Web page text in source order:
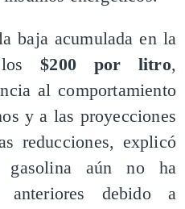
baja acumulada en la
los$200 por litro,
al comportamiento
y a las proyecciones
reducciones, explicó
aún no ha
anteriores debido a